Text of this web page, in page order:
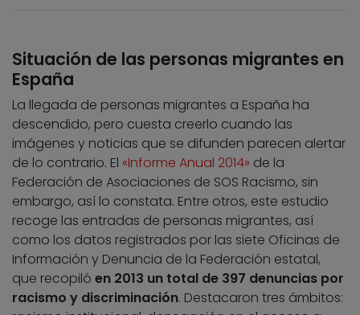
Situación de las personas migrantes en
España
La llegada de personas migrantes a España ha
descendido, pero cuesta creerlo cuando las
imágenes y noticias que se difunden parecen alertar
de lo contrario. El «Informe Anual 2014» de la
Federación de Asociaciones de SOS Racismo, sin
embargo, así lo constata. Entre otros, este estudio
recoge las entradas de personas migrantes, así
como los datos registrados por las siete Oficinas de
Información y Denuncia de la Federación estatal,
que recopiló en 2013 un total de 397 denuncias por
racismo y discriminación. Destacaron tres ámbitos: